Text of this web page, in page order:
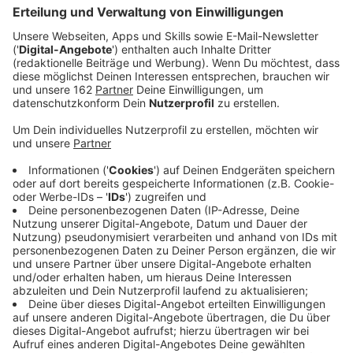
Veröffentlicht:Mittwoch, 03.06.2026 00:00
Anzeige
Auszug aus der neuen Folge seines Podcasts
Anzeige